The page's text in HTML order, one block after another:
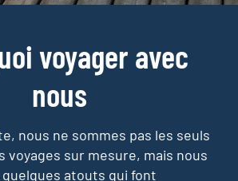
voyager avec
nous
nous ne sommes pas les seuls
voyages sur mesure, mais nous
quelques atouts qui font